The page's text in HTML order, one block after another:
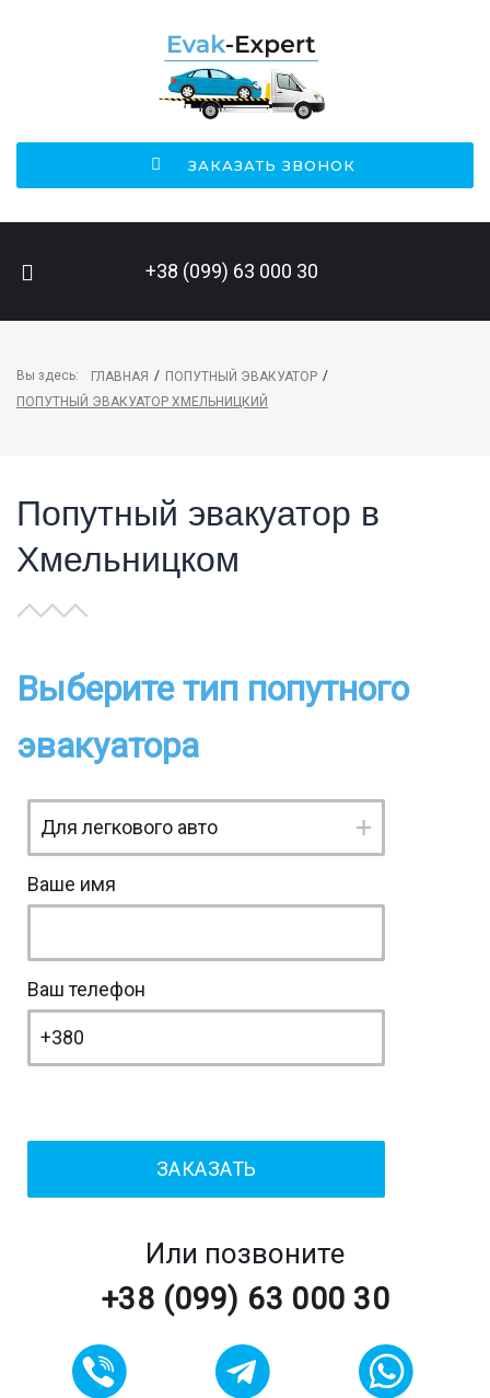
ЗАКАЗАТЬ ЗВОНОК
+38 (099) 63 000 30
Вы здесь: ГЛАВНАЯ / ПОПУТНЫЙ ЭВАКУАТОР /
ПОПУТНЫЙ ЭВАКУАТОР ХМЕЛЬНИЦКИЙ
Попутный эвакуатор в
Хмельницком
Выберите тип попутного
эвакуатора
Ваше имя
Ваш телефон
Или позвоните
+38 (099) 63 000 30
ПОИСК НА САЙТЕ